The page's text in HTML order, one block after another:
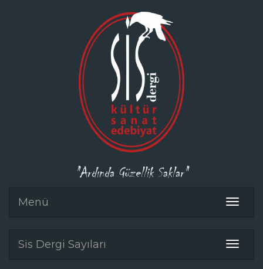
"Ardında Güzellik Saklar"
Toggle
Menü
Toggle
Sis Dergi Sayıları